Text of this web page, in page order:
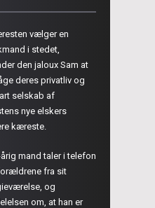
vælger en
i stedet,
den jaloux Sam at
deres privatliv og
selskab af
nye elskers
kæreste.
årig mand taler i telefon
fra sit
og
om, at han er